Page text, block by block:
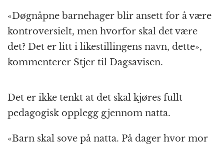
«Døgnåpne barnehager blir ansett for å være
kontroversielt, men hvorfor skal det være
det? Det er litt i likestillingens navn, dette»,
kommenterer Stjer til Dagsavisen.
Det er ikke tenkt at det skal kjøres fullt
pedagogisk opplegg gjennom natta.
«Barn skal sove på natta. På dager hvor mor